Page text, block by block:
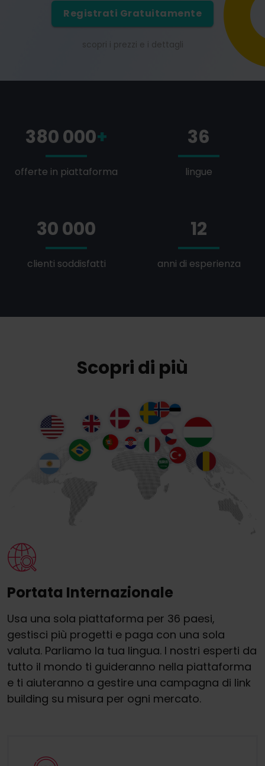
Registrati Gratuitamente
scopri i prezzi e i dettagli
380 000+
offerte in piattaforma
36
lingue
30 000
clienti soddisfatti
12
anni di esperienza
Scopri di più
Portata Internazionale
Usa una sola piattaforma per 36 paesi,
gestisci più progetti e paga con una sola
valuta. Parliamo la tua lingua. I nostri esperti da
tutto il mondo ti guideranno nella piattaforma
e ti aiuteranno a gestire una campagna di link
building su misura per ogni mercato.